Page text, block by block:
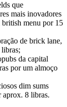
que
mais inovadores
british menu por 15
de brick lane,
da capital
por um almoço
dim sums
aprox. 8 libras.